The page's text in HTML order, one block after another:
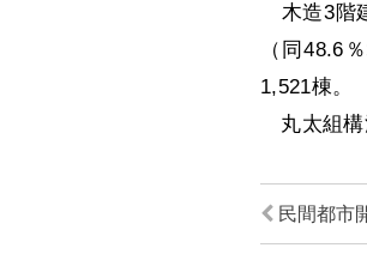
木造3階
（同48.6
1,521棟。
丸太組構
民間都市